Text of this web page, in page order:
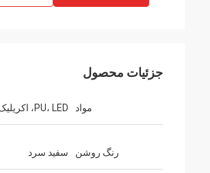
جزئیات محصول
مواد PU، LED، اکریلیک
رنگ روشن سفید سرد